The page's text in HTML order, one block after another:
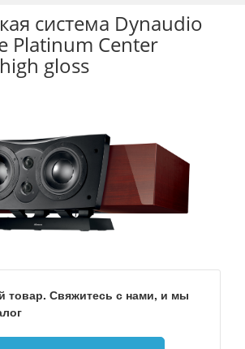
система Dynaudio
Platinum Center
gloss
товар. Свяжитесь с нами, и мы